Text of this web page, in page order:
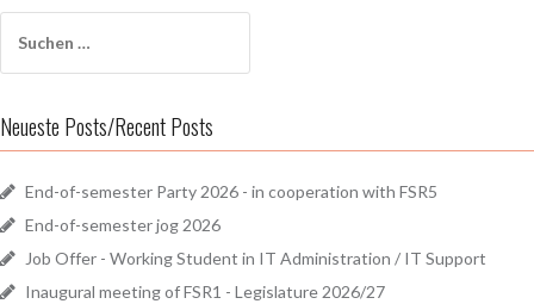
nach:
Neueste Posts/Recent Posts
End-of-semester Party 2026 - in cooperation with FSR5
End-of-semester jog 2026
Job Offer - Working Student in IT Administration / IT Support
Inaugural meeting of FSR1 - Legislature 2026/27